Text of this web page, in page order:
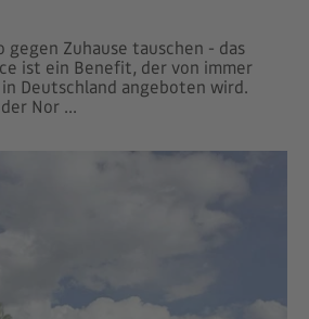
gegen Zuhause tauschen - das
ist ein Benefit, der von immer
Deutschland angeboten wird.
Nor ...